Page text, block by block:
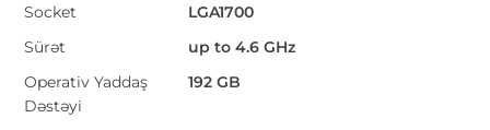
Socket
LGA1700
Sürət
up to 4.6 GHz
Operativ Yaddaş
Dəstəyi
192 GB